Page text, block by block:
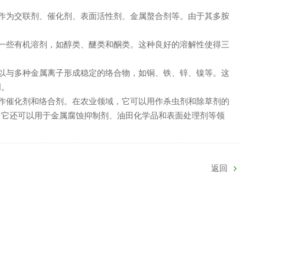
交联剂、催化剂、表面活性剂、金属螯合剂等。由于其多胺
有机溶剂，如醇类、醚类和酮类。这种良好的溶解性使得三
多种金属离子形成稳定的络合物，如铜、铁、锌、镍等。这
化剂和络合剂。在农业领域，它可以用作杀虫剂和除草剂的
还可以用于金属腐蚀抑制剂、油田化学品和表面处理剂等领
返回